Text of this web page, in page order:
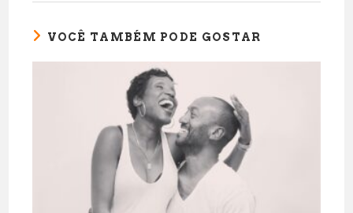
VOCÊ TAMBÉM PODE GOSTAR